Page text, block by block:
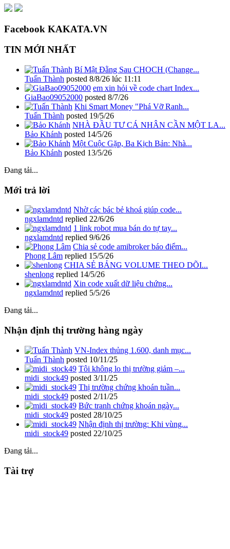
Facebook KAKATA.VN
TIN MỚI NHẤT
Bí Mật Đằng Sau CHOCH (Change...
Tuấn Thành posted 8/8/26 lúc 11:11
em xin hỏi về code chart Index...
GiaBao09052000 posted 8/7/26
Khi Smart Money "Phá Vỡ Ranh...
Tuấn Thành posted 19/5/26
NHÀ ĐẦU TƯ CÁ NHÂN CẦN MỘT LA...
Bảo Khánh posted 14/5/26
Một Cuộc Gặp, Ba Kịch Bản: Nhà...
Bảo Khánh posted 13/5/26
Đang tải...
Mới trả lời
Nhờ các bác bẻ khoá giúp code...
ngxlamdntd replied 22/6/26
1 link robot mua bán do tự tay...
ngxlamdntd replied 9/6/26
Chia sẻ code amibroker báo điểm...
Phong Lâm replied 15/5/26
CHIA SẺ BẢNG VOLUME THEO DÕI...
shenlong replied 14/5/26
Xin code xuất dữ liệu chứng...
ngxlamdntd replied 5/5/26
Đang tải...
Nhận định thị trường hàng ngày
VN-Index thủng 1.600, danh mục...
Tuấn Thành posted 10/11/25
Tôi không lo thị trường giảm –...
midi_stock49 posted 3/11/25
Thị trường chứng khoán tuần...
midi_stock49 posted 2/11/25
Bức tranh chứng khoán ngày...
midi_stock49 posted 28/10/25
Nhận định thị trường: Khi vùng...
midi_stock49 posted 22/10/25
Đang tải...
Tài trợ